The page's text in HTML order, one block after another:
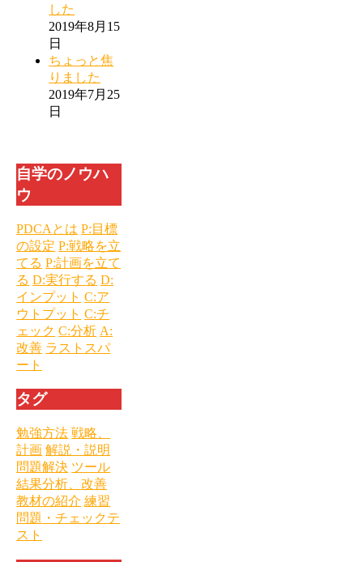
した
2019年8月15
日
ちょっと焦
りました
2019年7月25
日
自学のノウハ
ウ
PDCAとは P:目標
の設定 P:戦略を立
てる P:計画を立て
る D:実行する D:
インプット C:ア
ウトプット C:チ
ェック C:分析 A:
改善 ラストスパ
ート
タグ
勉強方法 戦略、
計画 解説・説明
問題解決 ツール
結果分析、改善
教材の紹介 練習
問題・チェックテ
スト